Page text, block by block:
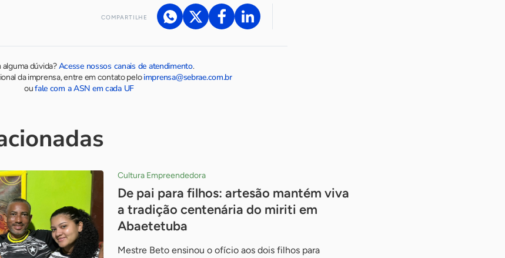
COMPARTILHE
alguma dúvida?Acesse nossos canais de atendimento.
da imprensa, entre em contato peloimprensa@sebrae.com.br
oufale com a ASN em cada UF
Cultura Empreendedora
De pai para filhos: artesão mantém viva
a tradição centenária do miriti em
Abaetetuba
Mestre Beto ensinou o ofício aos dois filhos para